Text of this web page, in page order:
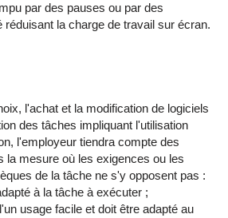
par des pauses ou par des
la charge de travail sur écran.
l'achat et la modification de logiciels
des tâches impliquant l'utilisation
l'employeur tiendra compte des
la mesure où les exigences ou les
de la tâche ne s'y opposent pas :
à la tâche à exécuter ;
usage facile et doit être adapté au